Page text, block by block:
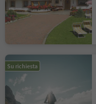
Su richiesta